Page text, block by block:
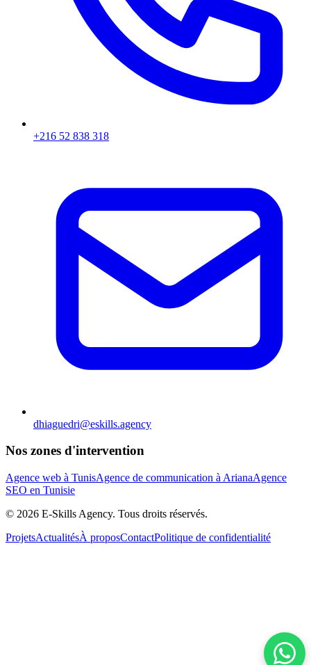
+216 52 838 318
dhiaguedri@eskills.agency
Nos zones d'intervention
Agence web à TunisAgence de communication à ArianaAgence
SEO en Tunisie
© 2026 E-Skills Agency. Tous droits réservés.
ProjetsActualitésÀ proposContactPolitique de confidentialité